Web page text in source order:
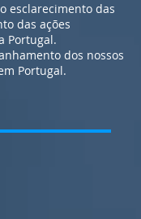
esclarecimento das
das ações
Portugal.
dos nossos
Portugal.